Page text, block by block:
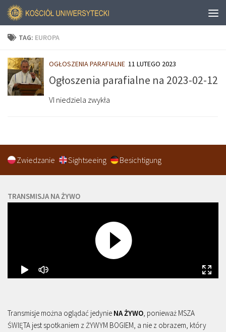
TAG: EUROPA
OGŁOSZENIA PARAFIALNE 11 LUTEGO 2023
Ogłoszenia parafialne na 2023-02-12
VI niedziela zwykła
Zwiedzanie Sightseeing Besichtigung
TRANSMISJA NA ŻYWO
Transmisje można oglądać jedynie NA ŻYWO, ponieważ MSZA
ŚWIĘTA jest spotkaniem z ŻYWYM BOGIEM, a nie z obrazem, który